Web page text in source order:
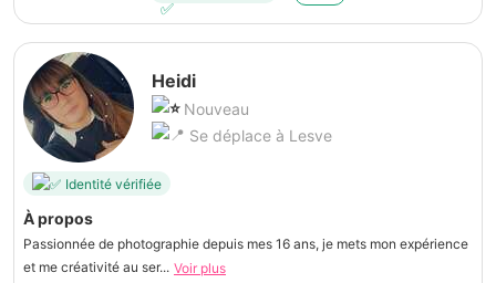
Heidi
Nouveau
Se déplace à Lesve
Identité vérifiée
À propos
Passionnée de photographie depuis mes 16 ans, je mets mon expérience
et me créativité au ser... Voir plus